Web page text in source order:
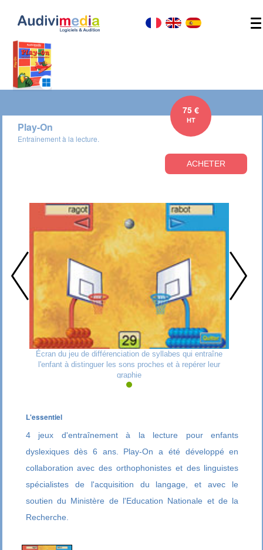
Play-On
Entraînement à la lecture.
75 €
HT
ACHETER
Écran du jeu de différenciation de syllabes qui entraîne
l'enfant à distinguer les sons proches et à repérer leur
graphie
L'essentiel
4 jeux d'entraînement à la lecture pour enfants
dyslexiques dès 6 ans. Play-On a été développé en
collaboration avec des orthophonistes et des linguistes
spécialistes de l'acquisition du langage, et avec le
soutien du Ministère de l'Education Nationale et de la
Recherche.